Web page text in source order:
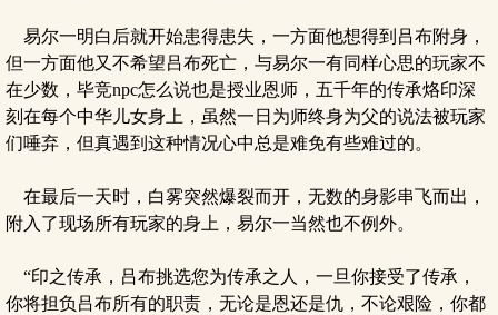
易尔一明白后就开始患得患失，一方面他想得到吕布附身，
但一方面他又不希望吕布死亡，与易尔一有同样心思的玩家不
在少数，毕竞npc怎么说也是授业恩师，五千年的传承烙印深
刻在每个中华儿女身上，虽然一日为师终身为父的说法被玩家
们唾弃，但真遇到这种情况心中总是难免有些难过的。
在最后一天时，白雾突然爆裂而开，无数的身影串飞而出，
附入了现场所有玩家的身上，易尔一当然也不例外。
“印之传承，吕布挑选您为传承之人，一旦你接受了传承，
你将担负吕布所有的职责，无论是恩还是仇，不论艰险，你都